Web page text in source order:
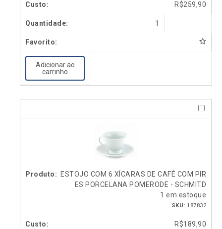
R$259,90
1
Adicionar ao
carrinho
ESTOJO COM 6 XÍCARAS DE CAFÉ COM PIR
ES PORCELANA POMERODE - SCHMITD
1 em estoque
SKU: 187832
R$189,90